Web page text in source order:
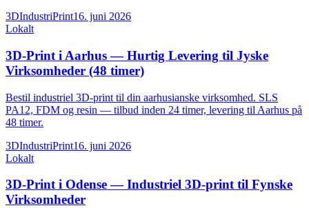
3DIndustriPrint16. juni 2026
Lokalt
3D-Print i Aarhus — Hurtig Levering til Jyske
Virksomheder (48 timer)
Bestil industriel 3D-print til din aarhusianske virksomhed. SLS
PA12, FDM og resin — tilbud inden 24 timer, levering til Aarhus på
48 timer.
3DIndustriPrint16. juni 2026
Lokalt
3D-Print i Odense — Industriel 3D-print til Fynske
Virksomheder